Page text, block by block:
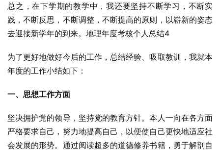
总之，在下学期的教学中，我还要坚持不断学习，不断实
践，不断反思，不断调整，不断提高的原则，以崭新的姿态
去迎接新学年的到来。地理年度考核个人总结4
为了更好地做好今后的工作，总结经验、吸取教训，我就本
年度的工作小结如下：
一、思想工作方面
坚决拥护党的领导，坚持党的教育方针。本人一向在各方面
严格要求自己，努力地提高自己，以便使自己更快地适应社
会发展的形势。通过阅读超多的道德修养书籍，勇于解剖自